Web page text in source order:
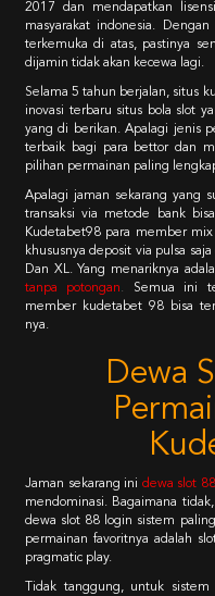
2017 dan mendapatkan
masyarakat indonesia.
terkemuka di atas, pastinya
dijamin tidak akan kecewa lagi.
Selama 5 tahun berjalan, situs
inovasi terbaru situs bola slot
yang di berikan. Apalagi jenis
terbaik bagi para bettor dan
pilihan permainan paling
Apalagi jaman sekarang yang
transaksi via metode bank
Kudetabet98 para member
khususnya deposit via pulsa
Dan XL. Yang menariknya
tanpa potongan.
Semua ini
member kudetabet 98 bisa
nya.
Dewa
Jaman sekarang ini dewa slot 88
mendominasi. Bagaimana
dewa slot 88 login sistem
permainan favoritnya adalah
pragmatic play.
Tidak tanggung, untuk